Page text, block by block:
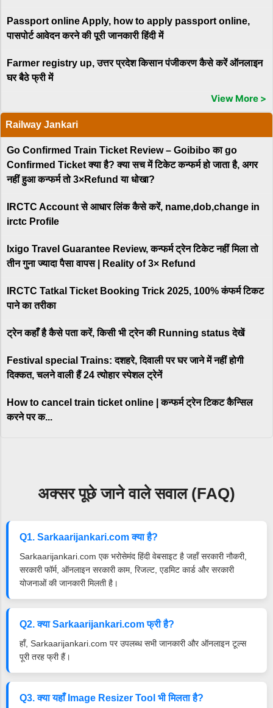
Passport online Apply, how to apply passport online,
पासपोर्ट आवेदन करने की पूरी जानकारी हिंदी में
Farmer registry up, उत्तर प्रदेश किसान पंजीकरण कैसे करें ऑनलाइन
घर बैठे फ्री में
View More >
Railway Jankari
Go Confirmed Train Ticket Review – Goibibo का go
Confirmed Ticket क्या है? क्या सच में टिकेट कन्फर्म हो जाता है, अगर
नहीं हुआ कन्फर्म तो 3×Refund या धोखा?
IRCTC Account से आधार लिंक कैसे करें, name,dob,change in
irctc Profile
Ixigo Travel Guarantee Review, कन्फर्म ट्रेन टिकेट नहीं मिला तो
तीन गुना ज्यादा पैसा वापस | Reality of 3× Refund
IRCTC Tatkal Ticket Booking Trick 2025, 100% कंफर्म टिकट
पाने का तरीका
ट्रेन कहाँ है कैसे पता करें, किसी भी ट्रेन की Running status देखें
Festival special Trains: दशहरे, दिवाली पर घर जाने में नहीं होगी
दिक्कत, चलने वाली हैं 24 त्योहार स्पेशल ट्रेनें
How to cancel train ticket online | कन्फर्म ट्रेन टिकट कैन्सिल
करने पर क...
अक्सर पूछे जाने वाले सवाल (FAQ)
Q1. Sarkaarijankari.com क्या है?
Sarkaarijankari.com एक भरोसेमंद हिंदी वेबसाइट है जहाँ सरकारी नौकरी,
सरकारी फॉर्म, ऑनलाइन सरकारी काम, रिजल्ट, एडमिट कार्ड और सरकारी
योजनाओं की जानकारी मिलती है।
Q2. क्या Sarkaarijankari.com फ्री है?
हाँ, Sarkaarijankari.com पर उपलब्ध सभी जानकारी और ऑनलाइन टूल्स
पूरी तरह फ्री हैं।
Q3. क्या यहाँ Image Resizer Tool भी मिलता है?